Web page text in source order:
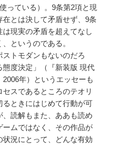
っている）。9条第2項と現
とは決して矛盾せず、9条
現実の矛盾を超えてなし
というのである。
トモダンもないのだろ
度決定」（『新装版 現代
年）というエッセーも
スであるところのテオリ
ときにはじめて行動が可
読解もまた、ああも読め
ームではなく、その作品が
況にとって、どんな有効